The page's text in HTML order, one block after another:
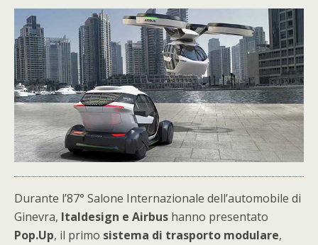
Durante l’87° Salone Internazionale dell’automobile di
Ginevra, Italdesign e Airbus hanno presentato
Pop.Up, il primo sistema di trasporto modulare,